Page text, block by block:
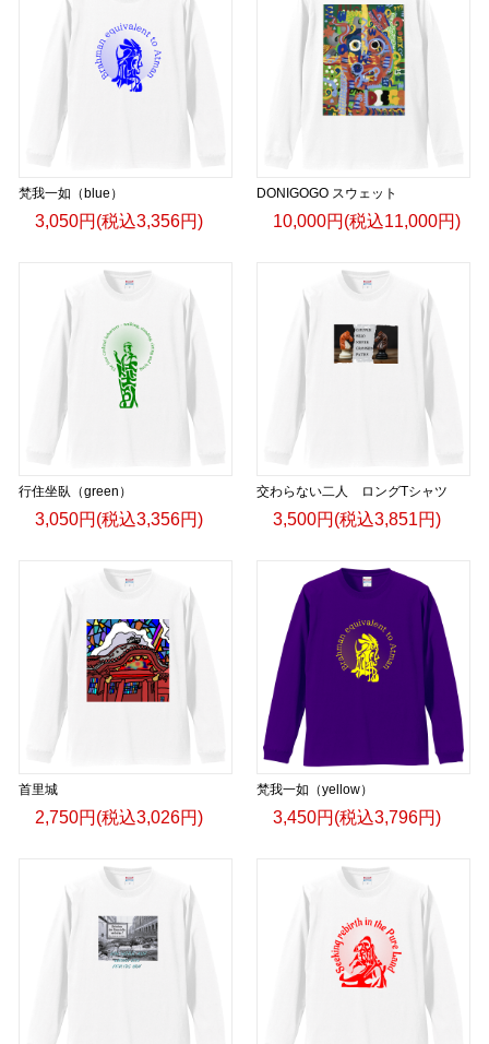
梵我一如（blue）
3,050円(税込3,356円)
DONIGOGO スウェット
10,000円(税込11,000円)
行住坐臥（green）
3,050円(税込3,356円)
交わらない二人 ロングTシャツ
3,500円(税込3,851円)
首里城
2,750円(税込3,026円)
梵我一如（yellow）
3,450円(税込3,796円)